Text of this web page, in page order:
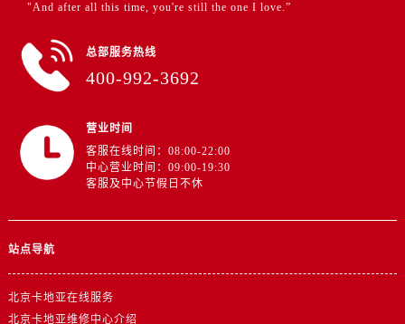
"And after all this time, you're still the one I love.”
总部服务热线
400-992-3692
营业时间
客服在线时间：08:00-22:00
中心营业时间：09:00-19:30
客服及中心节假日不休
站点导航
北京卡地亚在线服务
北京卡地亚维修中心介绍